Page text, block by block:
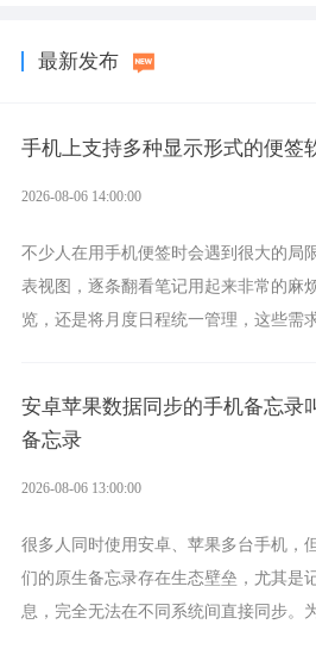
最新发布
手机上支持多种显示形式的便签
2026-08-06 14:00:00
不少人在用手机便签时会遇到很大的局
表视图，逐条翻看笔记用起来非常的麻
览，还是将月度日程统一管理，这些需
安卓苹果数据同步的手机备忘录
备忘录
2026-08-06 13:00:00
很多人同时使用安卓、苹果多台手机，
们的原生备忘录存在生态壁垒，尤其是
息，完全无法在不同系统间直接同步。